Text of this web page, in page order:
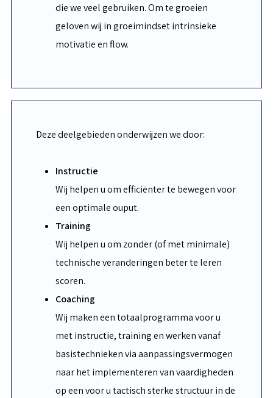
die we veel gebruiken. Om te groeien
geloven wij in groeimindset intrinsieke
motivatie en flow.
Deze deelgebieden onderwijzen we door:
Instructie
Wij helpen u om efficiënter te bewegen voor
een optimale ouput.
Training
Wij helpen u om zonder (of met minimale)
technische veranderingen beter te leren
scoren.
Coaching
Wij maken een totaalprogramma voor u
met instructie, training en werken vanaf
basistechnieken via aanpassingsvermogen
naar het implementeren van vaardigheden
op een voor u tactisch sterke structuur in de